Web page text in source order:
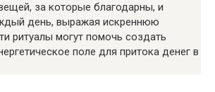
за которые благодарны, и
день, выражая искреннюю
ритуалы могут помочь создать
поле для притока денег в